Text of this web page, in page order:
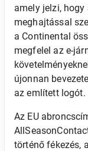
amely jelzi,
meghajtással
a Continental
megfelel az e-
újonnan
az említett logót.
Az EU
történő fékezés,